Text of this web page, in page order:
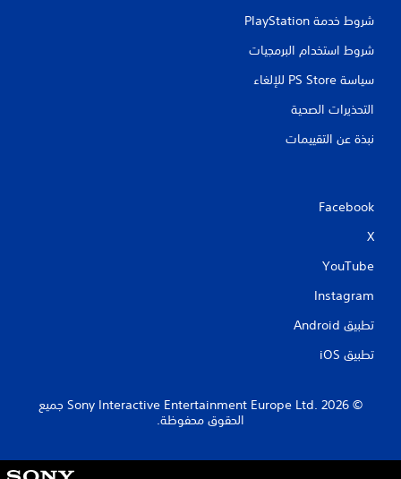
شروط خدمة PlayStation‏
شروط استخدام البرمجيات
سياسة PS Store للإلغاء
التحذيرات الصحية
نبذة عن التقييمات
Facebook
X
YouTube
Instagram
تطبيق Android‏
تطبيق iOS‏
‏© 2026 Sony Interactive Entertainment Europe Ltd.‎ جميع
الحقوق محفوظة.